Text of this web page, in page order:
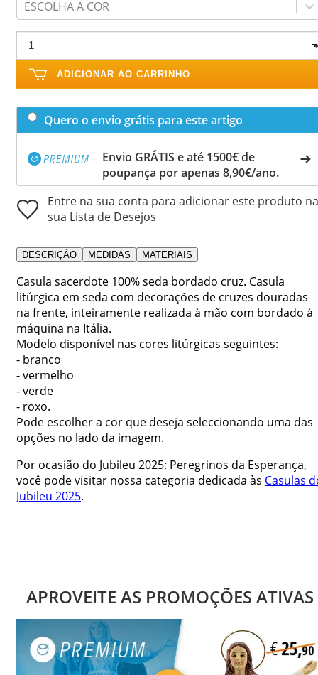
ESCOLHA A COR
ADICIONAR AO CARRINHO
Quero o envio grátis para este artigo
Envio GRÁTIS e até 1500€ de
poupança por apenas 8,90€/ano.
Entre na sua conta para adicionar este produto na
sua Lista de Desejos
DESCRIÇÃO MEDIDAS MATERIAIS
Casula sacerdote 100% seda bordado cruz. Casula
litúrgica em seda com decorações de cruzes douradas
na frente, inteiramente realizada à mão com bordado à
máquina na Itália.
Modelo disponível nas cores litúrgicas seguintes:
- branco
- vermelho
- verde
- roxo.
Pode escolher a cor que deseja seleccionando uma das
opções no lado da imagem.
Por ocasião do Jubileu 2025: Peregrinos da Esperança,
você pode visitar nossa categoria dedicada às Casulas
Jubileu 2025.
APROVEITE AS PROMOÇÕES ATIVAS